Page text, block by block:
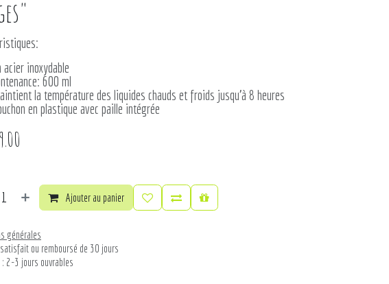
acier inoxydable
600 ml
la température des liquides chauds et froids jusqu'à 8 heures
en plastique avec paille intégrée
Ajouter au panier
générales
ou remboursé de 30 jours
: 2-3 jours ouvrables